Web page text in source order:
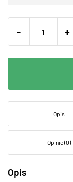
- +
Opis
Opinie (0)
Opis